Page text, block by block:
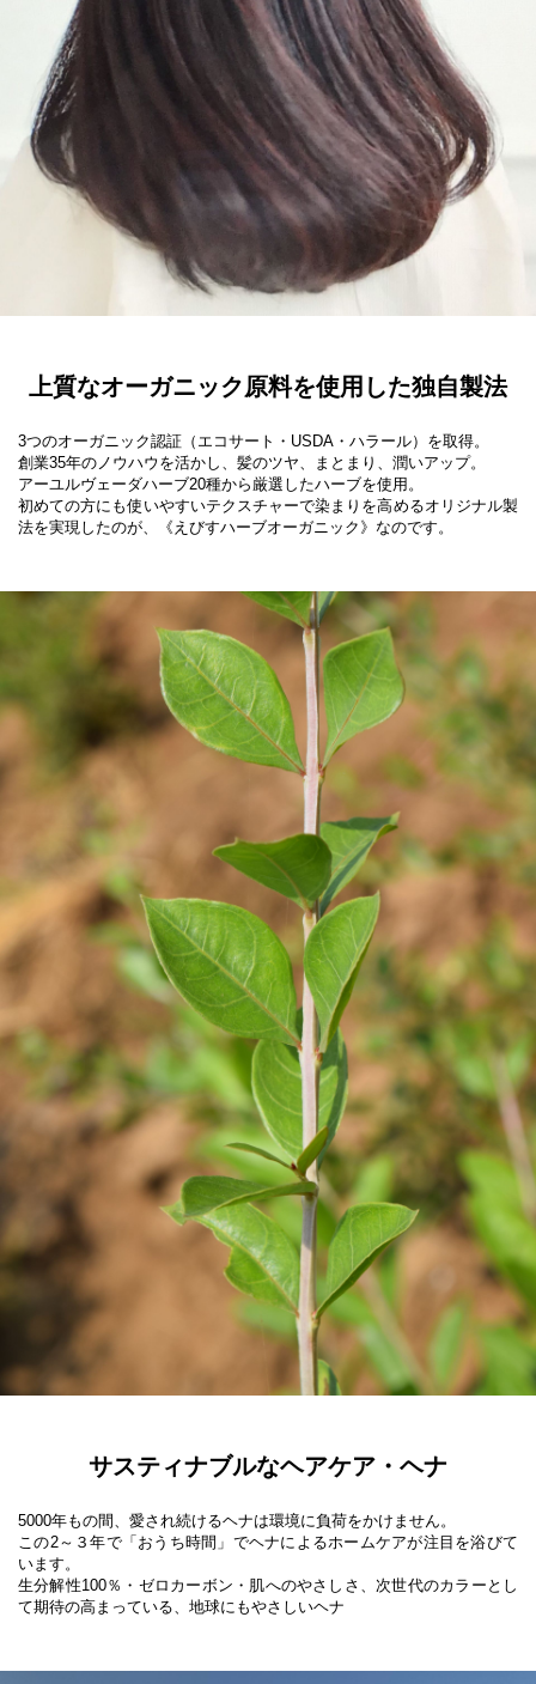
上質なオーガニック原料を使用した独自製法
3つのオーガニック認証（エコサート・USDA・ハラール）を取得。
創業35年のノウハウを活かし、髪のツヤ、まとまり、潤いアップ。
アーユルヴェーダハーブ20種から厳選したハーブを使用。
初めての方にも使いやすいテクスチャーで染まりを高めるオリジナル製
法を実現したのが、《えびすハーブオーガニック》なのです。
サスティナブルなヘアケア・ヘナ
5000年もの間、愛され続けるヘナは環境に負荷をかけません。
この2～３年で「おうち時間」でヘナによるホームケアが注目を浴びて
います。
生分解性100％・ゼロカーボン・肌へのやさしさ、次世代のカラーとし
て期待の高まっている、地球にもやさしいヘナ